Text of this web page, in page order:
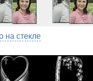
на стекле